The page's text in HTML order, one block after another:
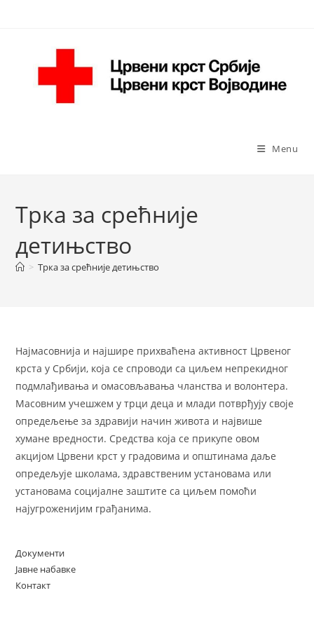
Menu
Трка за срећније
детињство
> Трка за срећније детињство
Најмасовнија и најшире прихваћена активност Црвеног
крста у Србији, која се спроводи са циљем непрекидног
подмлађивања и омасовљавања чланства и волонтера.
Масовним учешжем у трци деца и млади потврђују своје
опредељење за здравији начин живота и највише
хумане вредности. Средства која се прикупе овом
акцијом Црвени крст у градовима и општинама даље
опредељује школама, здравственим установама или
установама социјалне заштите са циљем помоћи
најугроженијим грађанима.
Документи
Јавне набавке
Контакт